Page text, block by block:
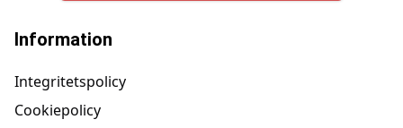
Information
Integritetspolicy
Cookiepolicy